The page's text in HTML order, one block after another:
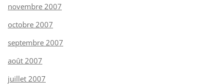
novembre 2007
octobre 2007
septembre 2007
août 2007
juillet 2007